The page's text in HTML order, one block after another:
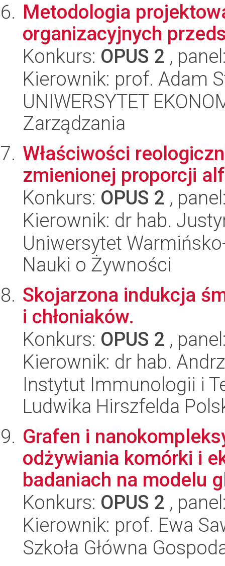
Metodologia
organizacyjnych
Konkurs: OPUS 2 ,
Kierownik: prof. Adam
UNIWERSYTET
Zarządzania
Właściwości
zmienionej proporcji
Konkurs: OPUS 2 ,
Kierownik: dr hab.
Uniwersytet
Nauki o Żywności
Skojarzona indukcja
i chłoniaków.
Konkurs: OPUS 2 ,
Kierownik: dr hab.
Instytut Immunologii i
Ludwika Hirszfelda
Grafen i
odżywiania komórki i
badaniach na modelu
Konkurs: OPUS 2 ,
Kierownik: prof. Ewa
Szkoła Główna